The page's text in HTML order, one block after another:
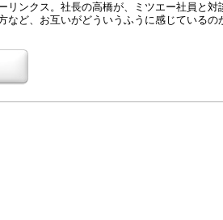
リンクス。社長の高橋が、ミツエー社員と対
など、お互いがどういうふうに感じているの